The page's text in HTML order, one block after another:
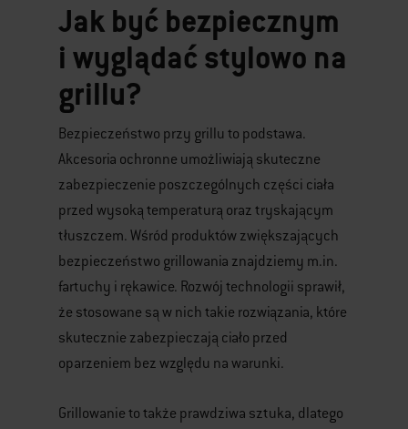
Jak być bezpiecznym
i wyglądać stylowo na
grillu?
Bezpieczeństwo przy grillu to podstawa.
Akcesoria ochronne umożliwiają skuteczne
zabezpieczenie poszczególnych części ciała
przed wysoką temperaturą oraz tryskającym
tłuszczem. Wśród produktów zwiększających
bezpieczeństwo grillowania znajdziemy m.in.
fartuchy i rękawice. Rozwój technologii sprawił,
że stosowane są w nich takie rozwiązania, które
skutecznie zabezpieczają ciało przed
oparzeniem bez względu na warunki.
Grillowanie to także prawdziwa sztuka, dlatego